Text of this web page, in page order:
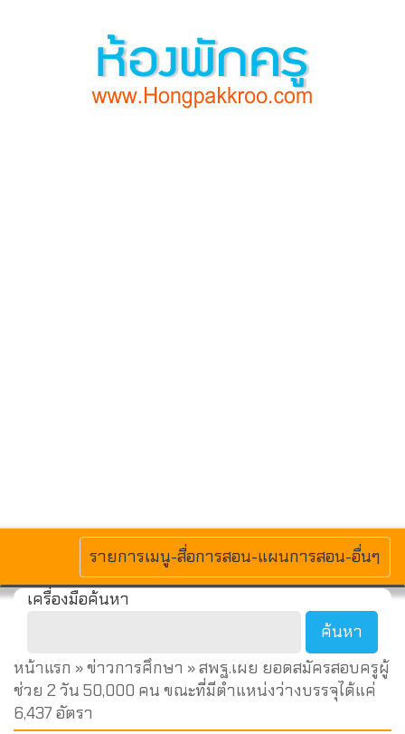
MENU
รายการเมนู-สื่อการสอน-แผนการสอน-อื่นๆ
เครื่องมือค้นหา
หน้าแรก »ข่าวการศึกษา » สพฐ.เผย ยอดสมัครสอบครูผู้
ช่วย 2 วัน 50,000 คน ขณะที่มีตำแหน่งว่างบรรจุได้แค่
6,437 อัตรา